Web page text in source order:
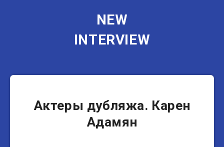
NEW
INTERVIEW
Блогеры
Актеры дубляжа. Карен
Адамян